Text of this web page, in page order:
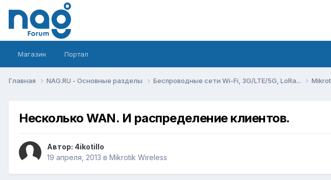
Магазин Портал
Главная NAG.RU - Основные разделы Беспроводные сети Wi-Fi, 3G/LTE/5G, LoRa...
Несколько WAN. И распределение клиентов.
Автор: 4ikotillo
19 апреля, 2013 в Mikrotik Wireless